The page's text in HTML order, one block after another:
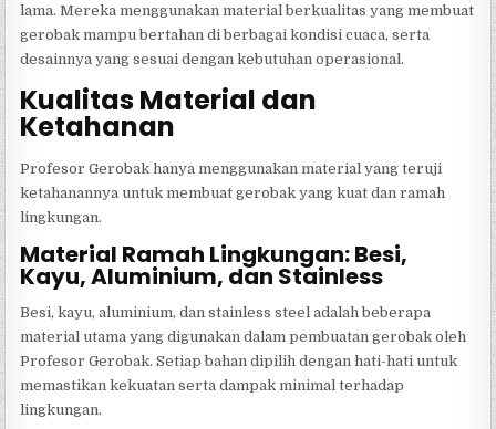
lama. Mereka menggunakan material berkualitas yang membuat
gerobak mampu bertahan di berbagai kondisi cuaca, serta
desainnya yang sesuai dengan kebutuhan operasional.
Kualitas Material dan
Ketahanan
Profesor Gerobak hanya menggunakan material yang teruji
ketahanannya untuk membuat gerobak yang kuat dan ramah
lingkungan.
Material Ramah Lingkungan: Besi,
Kayu, Aluminium, dan Stainless
Besi, kayu, aluminium, dan stainless steel adalah beberapa
material utama yang digunakan dalam pembuatan gerobak oleh
Profesor Gerobak. Setiap bahan dipilih dengan hati-hati untuk
memastikan kekuatan serta dampak minimal terhadap
lingkungan.